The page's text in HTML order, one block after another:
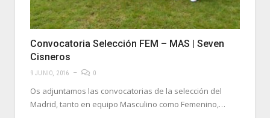
Convocatoria Selección FEM – MAS | Seven
Cisneros
9 JUNIO, 2016 0
Os adjuntamos las convocatorias de la selección del
Madrid, tanto en equipo Masculino como Femenino,…